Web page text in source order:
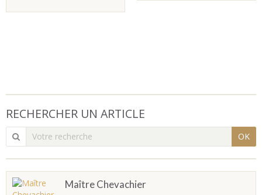
RECHERCHER UN ARTICLE
OK
Maître Chevachier